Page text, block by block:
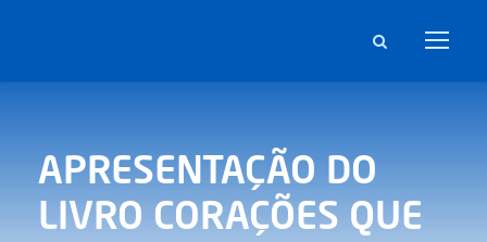
APRESENTAÇÃO DO
LIVRO CORAÇÕES QUE